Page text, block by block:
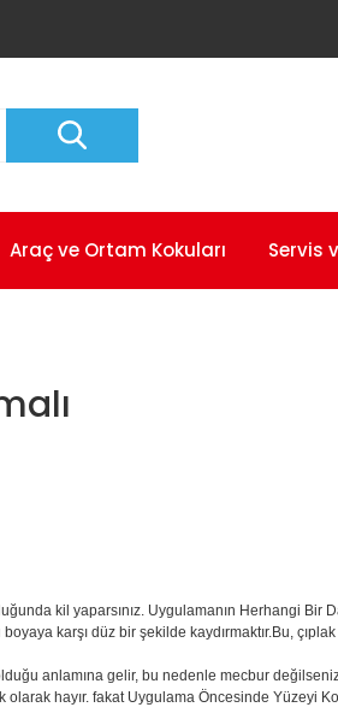
Araç ve Ortam Kokuları Servis
kil yaparsınız. Uygulamanın Herhangi Bir
karşı düz bir şekilde kaydırmaktır. Bu,
anlamına gelir, bu nedenle mecbur
olarak hayır. fakat Uygulama Öncesinde Yüzeyi